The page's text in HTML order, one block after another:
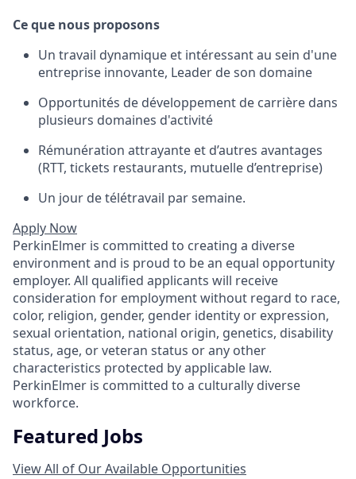
Ce que nous proposons
Un travail dynamique et intéressant au sein d'une
entreprise innovante, Leader de son domaine
Opportunités de développement de carrière dans
plusieurs domaines d'activité
Rémunération attrayante et d’autres avantages
(RTT, tickets restaurants, mutuelle d’entreprise)
Un jour de télétravail par semaine.
Apply Now
PerkinElmer is committed to creating a diverse
environment and is proud to be an equal opportunity
employer. All qualified applicants will receive
consideration for employment without regard to race,
color, religion, gender, gender identity or expression,
sexual orientation, national origin, genetics, disability
status, age, or veteran status or any other
characteristics protected by applicable law.
PerkinElmer is committed to a culturally diverse
workforce.
Featured Jobs
View All of Our Available Opportunities